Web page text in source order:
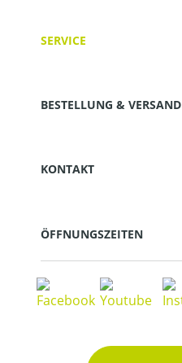
SERVICE
BESTELLUNG & VERSAND
KONTAKT
ÖFFNUNGSZEITEN